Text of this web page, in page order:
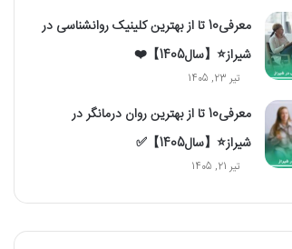
معرفی10 تا از بهترین کلینیک روانشناسی در
شیراز⭐【سال1405】❤️
تیر 23, 1405
معرفی10 تا از بهترین روان درمانگر در
شیراز⭐【سال1405】✅
تیر 21, 1405